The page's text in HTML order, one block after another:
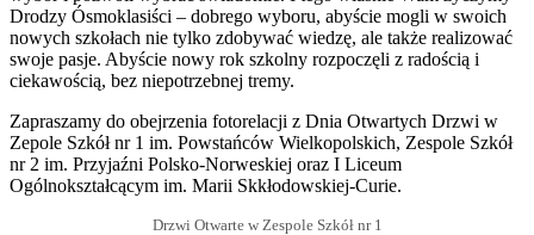
Drodzy Ósmoklasiści – dobrego wyboru, abyście mogli w swoich
nowych szkołach nie tylko zdobywać wiedzę, ale także realizować
swoje pasje. Abyście nowy rok szkolny rozpoczęli z radością i
ciekawością, bez niepotrzebnej tremy.
Zapraszamy do obejrzenia fotorelacji z Dnia Otwartych Drzwi w
Zepole Szkół nr 1 im. Powstańców Wielkopolskich, Zespole Szkół
nr 2 im. Przyjaźni Polsko-Norweskiej oraz I Liceum
Ogólnokształcącym im. Marii Skkłodowskiej-Curie.
Drzwi Otwarte w Zespole Szkół nr 1